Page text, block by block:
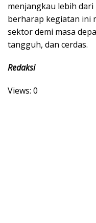
menjangkau lebih
berharap kegiatan ini
sektor demi masa
tangguh, dan cerdas.
Redaksi
Views: 0